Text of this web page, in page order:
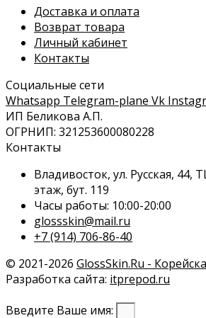
Доставка и оплата
Возврат товара
Личный кабинет
Контакты
Социальные сети
Whatsapp Telegram-plane Vk
ИП Беликова А.П.
ОГРНИП: 321253600080228
Контакты
Владивосток, ул. Русская, 44,
этаж, бут. 119
Часы работы: 10:00-20:00
glossskin@mail.ru
+7 (914) 706-86-40
© 2021-2026 GlossSkin.Ru -
Разработка сайта: itprepod.ru
Введите Ваше имя: